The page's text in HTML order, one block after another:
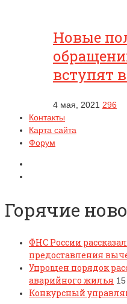
Новые
вступят
4 мая, 2021 296
Контакты
Карта сайта
Форум
Горячие
ФНС России
предоставления
Упрощен порядок
аварийного жилья
Конкурсный